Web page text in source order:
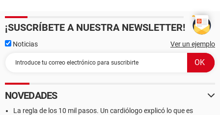
¡SUSCRÍBETE A NUESTRA NEWSLETTER!
Noticias Ver un ejemplo
NOVEDADES
La regla de los 10 mil pasos. Un cardiólogo explicó lo que es